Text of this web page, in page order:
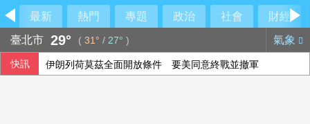
最新 熱門 專題 政治 社會
財經
臺北市 29° ( 31° / 27° ) 氣象
快訊 伊朗列荷莫茲全面開放條件 要美同意終戰並撤軍